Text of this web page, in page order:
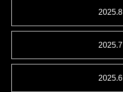
2025.8
2025.7
2025.6